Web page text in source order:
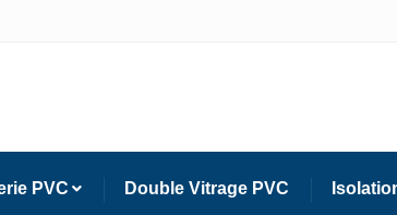
PVC Double Vitrage PVC